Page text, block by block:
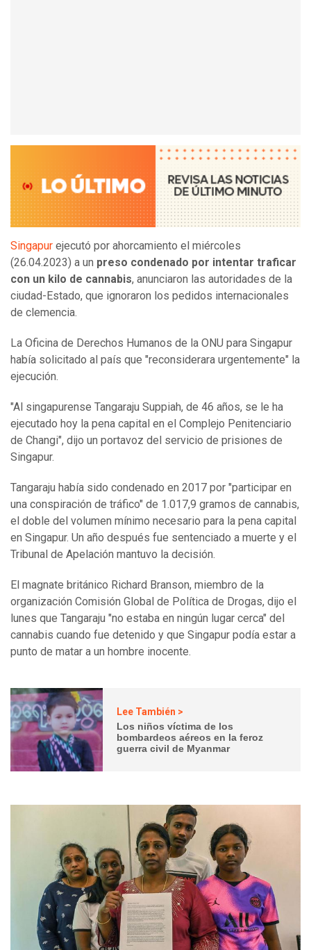
Singapur ejecutó por ahorcamiento el miércoles
(26.04.2023) a un preso condenado por intentar traficar
con un kilo de cannabis, anunciaron las autoridades de la
ciudad-Estado, que ignoraron los pedidos internacionales
de clemencia.
La Oficina de Derechos Humanos de la ONU para Singapur
había solicitado al país que "reconsiderara urgentemente" la
ejecución.
"Al singapurense Tangaraju Suppiah, de 46 años, se le ha
ejecutado hoy la pena capital en el Complejo Penitenciario
de Changi", dijo un portavoz del servicio de prisiones de
Singapur.
Tangaraju había sido condenado en 2017 por "participar en
una conspiración de tráfico" de 1.017,9 gramos de cannabis,
el doble del volumen mínimo necesario para la pena capital
en Singapur. Un año después fue sentenciado a muerte y el
Tribunal de Apelación mantuvo la decisión.
El magnate británico Richard Branson, miembro de la
organización Comisión Global de Política de Drogas, dijo el
lunes que Tangaraju "no estaba en ningún lugar cerca" del
cannabis cuando fue detenido y que Singapur podía estar a
punto de matar a un hombre inocente.
Lee También >
Los niños víctima de los
bombardeos aéreos en la feroz
guerra civil de Myanmar